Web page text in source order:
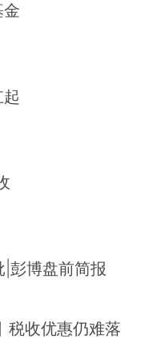
彭博盘前简报
税收优惠仍难落